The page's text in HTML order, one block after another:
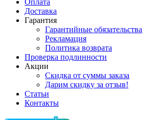
Оплата
Доставка
Гарантия
Гарантийные обязательства
Рекламация
Политика возврата
Проверка подлинности
Акции
Скидка от суммы заказа
Дарим скидку за отзыв!
Статьи
Контакты